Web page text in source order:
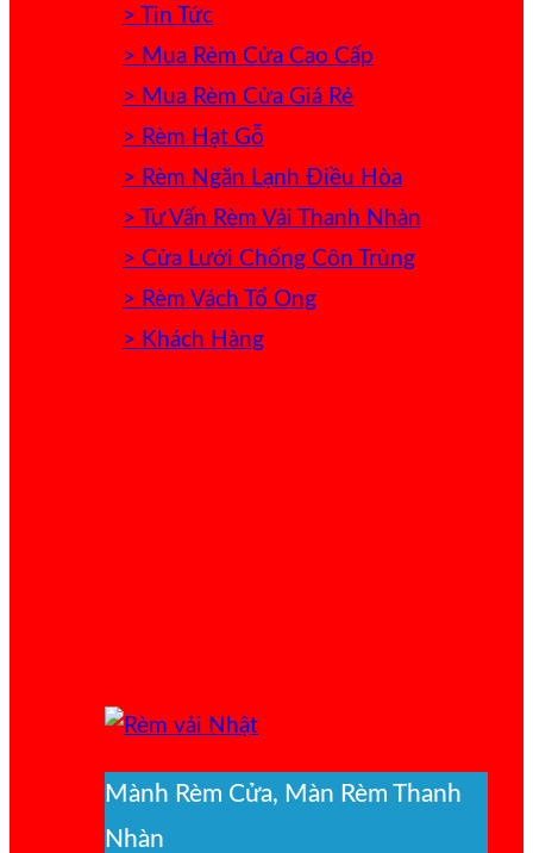
> Tin Tức
> Mua Rèm Cửa Cao Cấp
> Mua Rèm Cửa Giá Rẻ
> Rèm Hạt Gỗ
> Rèm Ngăn Lạnh Điều Hòa
> Tư Vấn Rèm Vải Thanh Nhàn
> Cửa Lưới Chống Côn Trùng
> Rèm Vách Tổ Ong
> Khách Hàng
Mành Rèm Cửa, Màn Rèm Thanh
Nhàn